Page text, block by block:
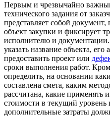
Первым и чрезвычайно
технического задания от
представляет собой
объект закупки и фиксирует
исполнителю и
указать название объекта, его
предоставить проект или
сроки выполнения работ.
определить, на основании
составлена смета, каким
рассчитана, какие применять
стоимости в текущий уровень
дополнительные затраты